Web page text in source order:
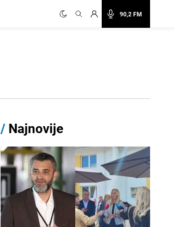
90,2 FM
/ Najnovije